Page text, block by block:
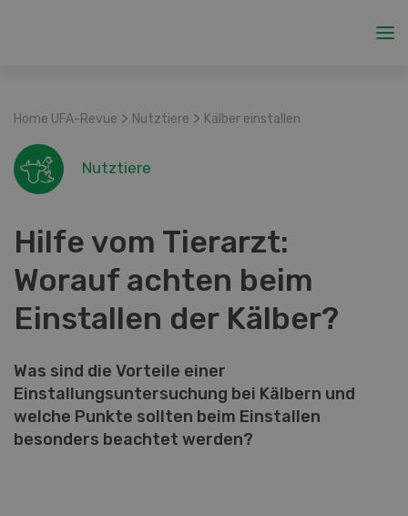
Home UFA-Revue > Nutztiere > Kälber einstallen
Nutztiere
Hilfe vom Tierarzt:
Worauf achten beim
Einstallen der Kälber?
Was sind die Vorteile einer
Einstallungsuntersuchung bei Kälbern und
welche Punkte sollten beim Einstallen
besonders beachtet werden?